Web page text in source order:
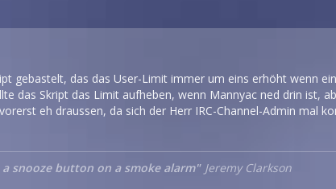
gebastelt, das das User-Limit immer um eins erhöht wenn
das Skript das Limit aufheben, wenn Mannyac ned drin ist,
eh draussen, da sich der Herr IRC-Channel-Admin mal
a snooze button on a smoke alarm" Jeremy Clarkson